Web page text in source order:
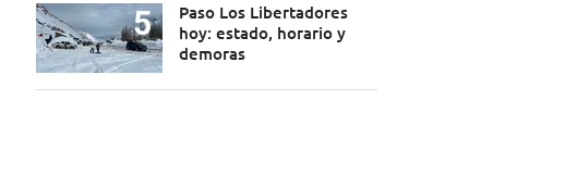
Paso Los Libertadores
hoy: estado, horario y
demoras